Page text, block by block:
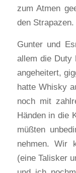
zum Atmen
den Strapazen.
Gunter und
allem die Duty
angeheitert,
hatte Whisky
noch mit
Händen in die
müßten
nehmen. Wir
(eine Talisker